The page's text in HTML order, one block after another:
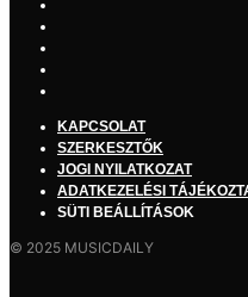
KAPCSOLAT
SZERKESZTŐK
JOGI NYILATKOZAT
ADATKEZELÉSI
SÜTI BEÁLLÍTÁSOK
© 2025 MUSICDAILY